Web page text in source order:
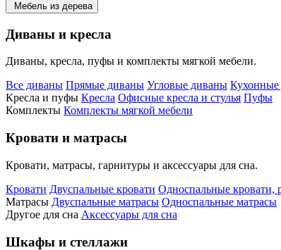
Мебель из дерева
Диваны и кресла
Диваны, кресла, пуфы и комплекты мягкой мебели.
Все диваны Прямые диваны Угловые диваны Кухонные
Кресла и пуфы Кресла Офисные кресла и стулья Пуфы
Комплекты Комплекты мягкой мебели
Кровати и матрасы
Кровати, матрасы, гарнитуры и аксессуары для сна.
Кровати Двуспальные кровати Односпальные кровати,
Матрасы Двуспальные матрасы Односпальные матрасы
Другое для сна Аксессуары для сна
Шкафы и стеллажи